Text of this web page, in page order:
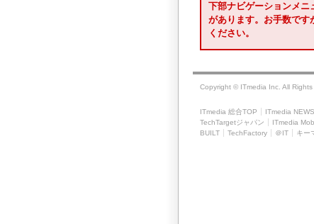
下部ナビゲーションメニ
があります。お手数です
ください。
Copyright © ITmedia Inc. All Rights
ITmedia 総合TOP ITmedia NEWS
TechTargetジャパン
ITmedia
BUILT
TechFactory ＠IT キー